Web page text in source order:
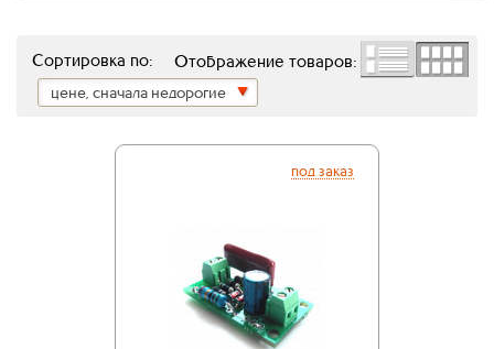
Отображение товаров:
Сортировка по:
цене, сначала недорогие
под заказ